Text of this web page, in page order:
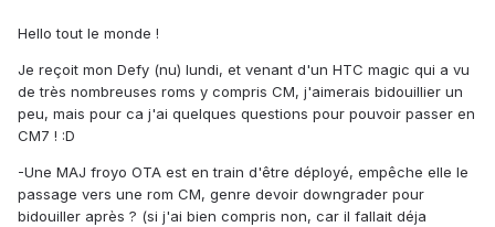
Hello tout le monde !
Je reçoit mon Defy (nu) lundi, et venant d'un HTC magic qui a vu
de très nombreuses roms y compris CM, j'aimerais bidouillier un
peu, mais pour ca j'ai quelques questions pour pouvoir passer en
CM7 ! :D
-Une MAJ froyo OTA est en train d'être déployé, empêche elle le
passage vers une rom CM, genre devoir downgrader pour
bidouiller après ? (si j'ai bien compris non, car il fallait déja